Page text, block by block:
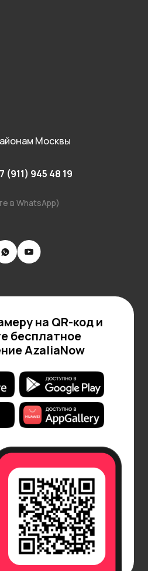
Москвы
(911) 945 48 19
в WhatsApp)
на QR-код и
бесплатное
AzaliaNow